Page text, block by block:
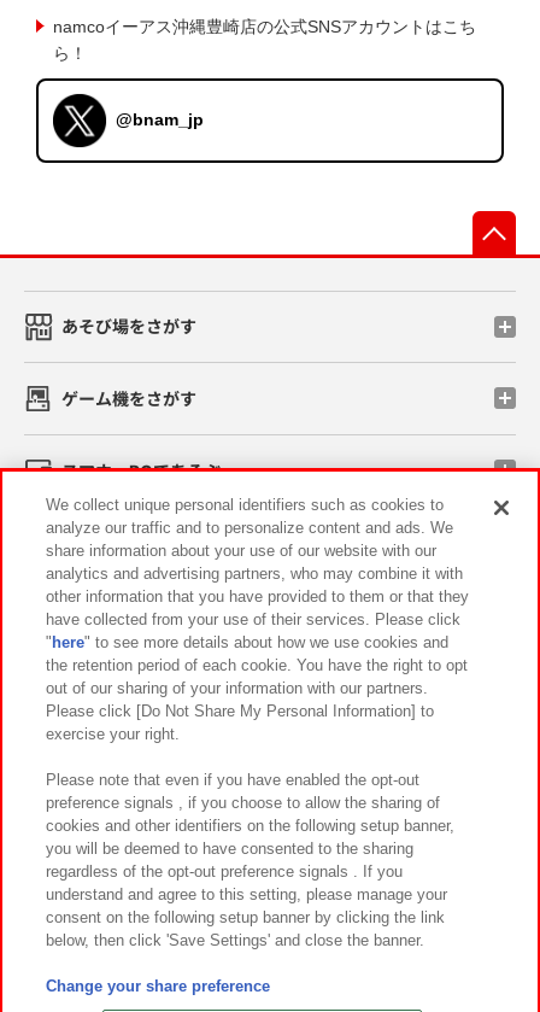
namcoイーアス沖縄豊崎店の公式SNSアカウントはこち
ら！
@bnam_jp
あそび場をさがす
ゲーム機をさがす
スマホ・PCであそぶ
イベント・キャンペーン
関連会社 サステナビリティ サイトポリシー
プライバシーポリシー ウェブアクセシビリティ方針と検証結果
お取引先さまとともに
カスタマーハラスメント対応方針 よくあるご質問・お問い合わせ
©Bandai Namco Amusement Inc.
©Bandai Namco Amusement Lab Inc.
We collect unique personal identifiers such as cookies to
analyze our traffic and to personalize content and ads. We
share information about your use of our website with our
analytics and advertising partners, who may combine it with
other information that you have provided to them or that they
have collected from your use of their services. Please click
" here" to see more details about how we use cookies and
the retention period of each cookie. You have the right to opt
out of our sharing of your information with our partners.
Please click [Do Not Share My Personal Information] to
exercise your right.
Please note that even if you have enabled the opt-out
preference signals , if you choose to allow the sharing of
cookies and other identifiers on the following setup banner,
you will be deemed to have consented to the sharing
regardless of the opt-out preference signals . If you
understand and agree to this setting, please manage your
consent on the following setup banner by clicking the link
below, then click 'Save Settings' and close the banner.
Change your share preference